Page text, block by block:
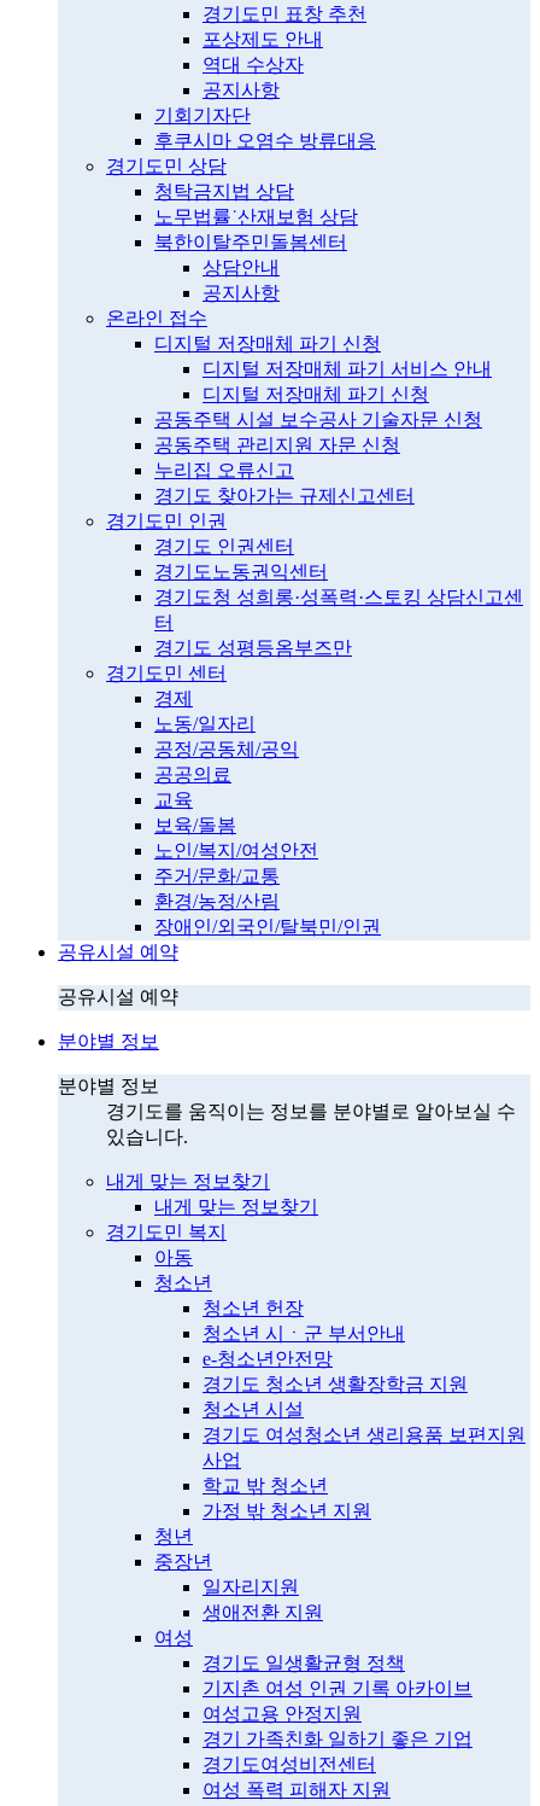
경기도민 표창 추천
포상제도 안내
역대 수상자
공지사항
기회기자단
후쿠시마 오염수 방류대응
경기도민 상담
청탁금지법 상담
노무법률˙산재보험 상담
북한이탈주민돌봄센터
상담안내
공지사항
온라인 접수
디지털 저장매체 파기 신청
디지털 저장매체 파기 서비스 안내
디지털 저장매체 파기 신청
공동주택 시설 보수공사 기술자문 신청
공동주택 관리지원 자문 신청
누리집 오류신고
경기도 찾아가는 규제신고센터
경기도민 인권
경기도 인권센터
경기도노동권익센터
경기도청 성희롱·성폭력·스토킹 상담신고센
터
경기도 성평등옴부즈만
경기도민 센터
경제
노동/일자리
공정/공동체/공익
공공의료
교육
보육/돌봄
노인/복지/여성안전
주거/문화/교통
환경/농정/산림
장애인/외국인/탈북민/인권
공유시설 예약
공유시설 예약
분야별 정보
분야별 정보
경기도를 움직이는 정보를 분야별로 알아보실 수
있습니다.
내게 맞는 정보찾기
내게 맞는 정보찾기
경기도민 복지
아동
청소년
청소년 헌장
청소년 시ㆍ군 부서안내
e-청소년안전망
경기도 청소년 생활장학금 지원
청소년 시설
경기도 여성청소년 생리용품 보편지원
사업
학교 밖 청소년
가정 밖 청소년 지원
청년
중장년
일자리지원
생애전환 지원
여성
경기도 일생활균형 정책
기지촌 여성 인권 기록 아카이브
여성고용 안정지원
경기 가족친화 일하기 좋은 기업
경기도여성비전센터
여성 폭력 피해자 지원